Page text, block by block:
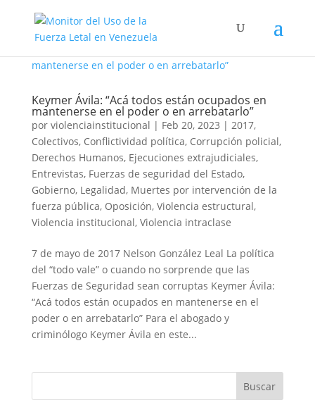
Keymer Ávila: “Acá todos están ocupados en
mantenerse en el poder o en arrebatarlo”
por violenciainstitucional | Feb 20, 2023 | 2017,
Colectivos, Conflictividad política, Corrupción policial,
Derechos Humanos, Ejecuciones extrajudiciales,
Entrevistas, Fuerzas de seguridad del Estado,
Gobierno, Legalidad, Muertes por intervención de la
fuerza pública, Oposición, Violencia estructural,
Violencia institucional, Violencia intraclase
7 de mayo de 2017 Nelson González Leal La política
del “todo vale” o cuando no sorprende que las
Fuerzas de Seguridad sean corruptas Keymer Ávila:
“Acá todos están ocupados en mantenerse en el
poder o en arrebatarlo” Para el abogado y
criminólogo Keymer Ávila en este...
Buscar